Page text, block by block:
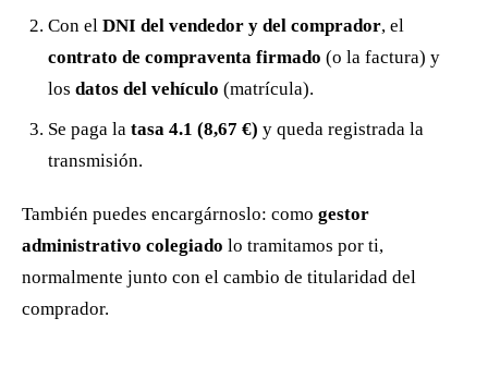
Con el DNI del vendedor y del comprador, el
contrato de compraventa firmado (o la factura) y
los datos del vehículo (matrícula).
Se paga la tasa 4.1 (8,67 €) y queda registrada la
transmisión.
También puedes encargárnoslo: como gestor
administrativo colegiado lo tramitamos por ti,
normalmente junto con el cambio de titularidad del
comprador.